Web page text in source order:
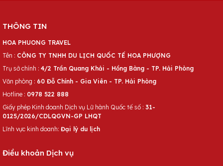
THÔNG TIN
HOA PHUONG TRAVEL
Tên : CÔNG TY TNHH DU LỊCH QUỐC TẾ HOA PHƯỢNG
Trụ sở chính : 4/2 Trần Quang Khải - Hồng Bàng - TP. Hải Phòng
Văn phòng : 60 Đỗ Chính - Gia Viên - TP. Hải Phòng
Hotline : 0978 522 888
Giấy phép Kinh doanh Dịch vụ Lữ hành Quốc tế số : 31-
0125/2026/CDLQGVN-GP LHQT
Lĩnh vực kinh doanh: Đại lý du lịch
Điều khoản Dịch vụ